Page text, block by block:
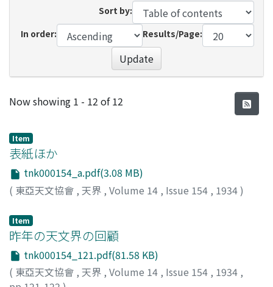
Sort by:
In order:
Results/Page:
Update
Recent Submissions
Now showing 1 - 12 of 12
Item
表紙ほか
tnk000154_a.pdf(3.08 MB)
( 東亞天文協會 , 天界 , Volume 14 , Issue 154 , 1934)
Item
昨年の天文界の回顧
tnk000154_121.pdf(81.58 KB)
( 東亞天文協會 , 天界 , Volume 14 , Issue 154 , 1934 ,